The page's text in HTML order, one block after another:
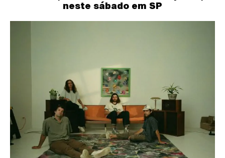
neste sábado em SP